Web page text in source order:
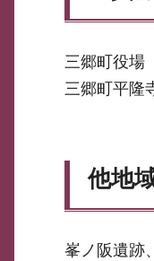
三郷町役場
三郷町平隆
他地
峯ノ阪遺跡